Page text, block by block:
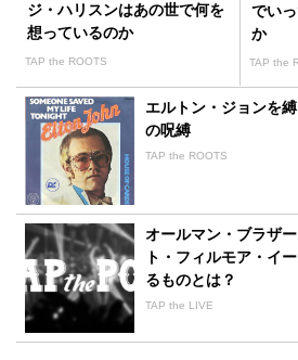
ジ・ハリスンはあの世で何を
想っているのか
TAP the ROOTS
でい
か
TAP the
エルトン・ジョンを
の呪縛
TAP the ROOTS
オールマン・ブラザ
ト・フィルモア・イ
るものとは？
TAP the LIVE